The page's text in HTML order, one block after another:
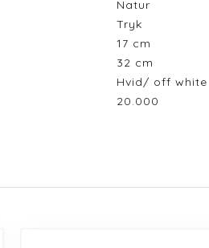
Natur
Tryk
17 cm
32 cm
Hvid/ off white
20.000